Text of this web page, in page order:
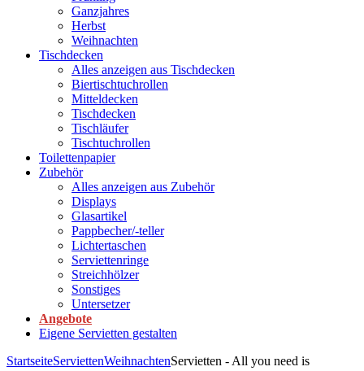
Ganzjahres
Herbst
Weihnachten
Tischdecken
Alles anzeigen aus Tischdecken
Biertischtuchrollen
Mitteldecken
Tischdecken
Tischläufer
Tischtuchrollen
Toilettenpapier
Zubehör
Alles anzeigen aus Zubehör
Displays
Glasartikel
Pappbecher/-teller
Lichtertaschen
Serviettenringe
Streichhölzer
Sonstiges
Untersetzer
Angebote
Eigene Servietten gestalten
StartseiteServiettenWeihnachtenServietten - All you need is